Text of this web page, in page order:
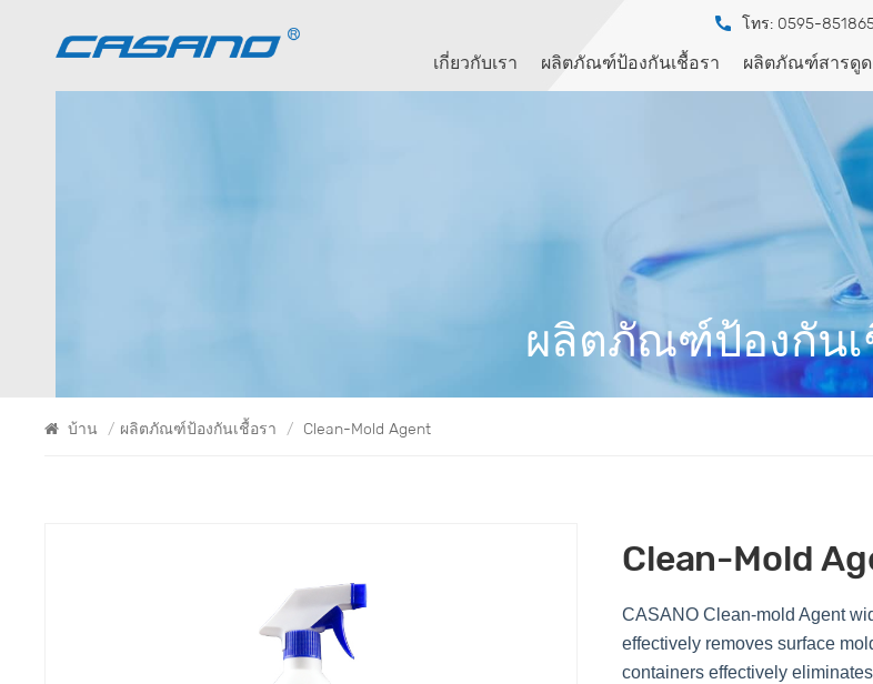
โทร: 0595-
เกี่ยวกับเรา ผลิตภัณฑ์ป้องกันเชื้อรา ผลิตภัณฑ์สารดู
ผลิตภัณฑ์ป้องกันเ
บ้าน / ผลิตภัณฑ์ป้องกันเชื้อรา / Clean-Mold Agent
Clean-Mold
CASANO Clean-mold Agent
effectively removes surface
containers effectively